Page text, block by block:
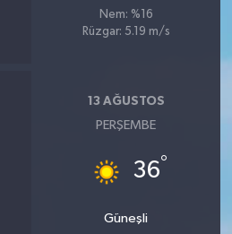
Nem: %16
Rüzgar: 5.19 m/s
13 AĞUSTOS
PERŞEMBE
36°
Güneşli